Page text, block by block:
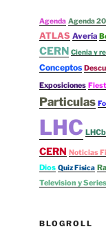
Agenda Agenda
ATLAS Avería
CERN Cienia y
Conceptos
Exposiciones
Particulas
LHC LHCb
CERN Noticias
Dios Quiz Fisica
Television y Series
BLOGROLL